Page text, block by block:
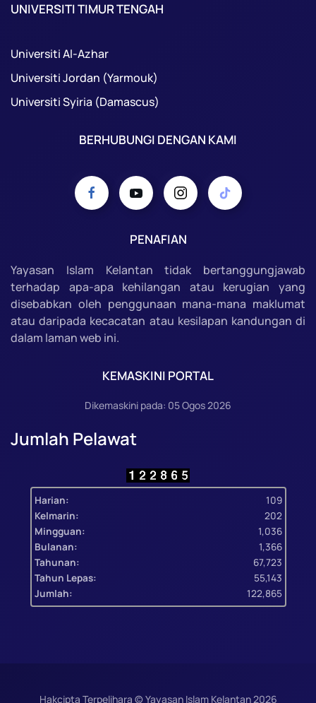
UNIVERSITI TIMUR TENGAH
Universiti Al-Azhar
Universiti Jordan (Yarmouk)
Universiti Syiria (Damascus)
BERHUBUNGI DENGAN KAMI
PENAFIAN
Yayasan Islam Kelantan tidak bertanggungjawab
terhadap apa-apa kehilangan atau kerugian yang
disebabkan oleh penggunaan mana-mana maklumat
atau daripada kecacatan atau kesilapan kandungan di
dalam laman web ini.
KEMASKINI PORTAL
Dikemaskini pada: 05 Ogos 2026
Jumlah Pelawat
Harian:
109
Kelmarin:
202
Mingguan:
1,036
Bulanan:
1,366
Tahunan:
67,723
Tahun Lepas:
55,143
Jumlah:
122,865
Hakcipta Terpelihara © Yayasan Islam Kelantan2026